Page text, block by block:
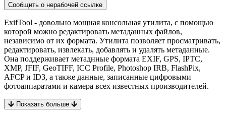
Сообщить о нерабочей ссылке
ExifTool - довольно мощная консольная утилита, с помощью
которой можно редактировать метаданных файлов,
независимо от их формата. Утилита позволяет просматривать,
редактировать, извлекать, добавлять и удалять метаданные.
Она поддерживает метаднные формата EXIF, GPS, IPTC,
XMP, JFIF, GeoTIFF, ICC Profile, Photoshop IRB, FlashPix,
AFCP и ID3, а также данные, записанные цифровыми
фотоаппаратами и камера всех известных производителей.
Показать больше